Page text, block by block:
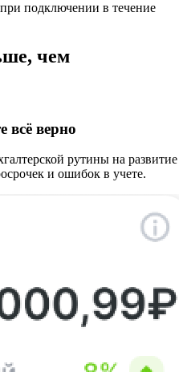
подключении в течение
чем
всё верно
рутины на развитие
и ошибок в учете.